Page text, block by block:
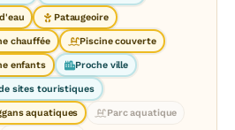
Pataugeoire
chauffée Piscine couverte
enfants Proche ville
sites touristiques
aquatiques Parc aquatique